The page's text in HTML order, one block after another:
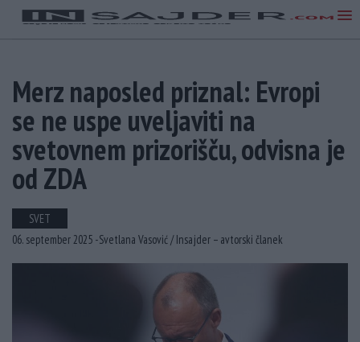
Merz naposled priznal: Evropi
se ne uspe uveljaviti na
svetovnem prizorišču, odvisna je
od ZDA
SVET
06. september 2025 -Svetlana Vasović /Insajder – avtorski članek